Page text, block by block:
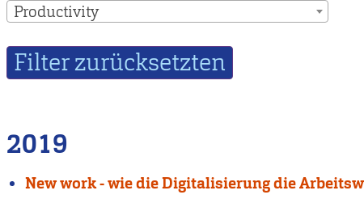
Productivity
2019
New work - wie die Digitalisierung die